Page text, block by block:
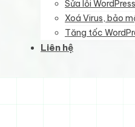
Sửa lỗi
Xoá Virus, bảo
Tăng tốc
Liên hệ